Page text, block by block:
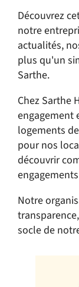
Découvrez
notre
actualités,
plus qu'un
Sarthe.
Chez Sarthe
engagement
logements
pour nos
découvrir
Notre
socle de